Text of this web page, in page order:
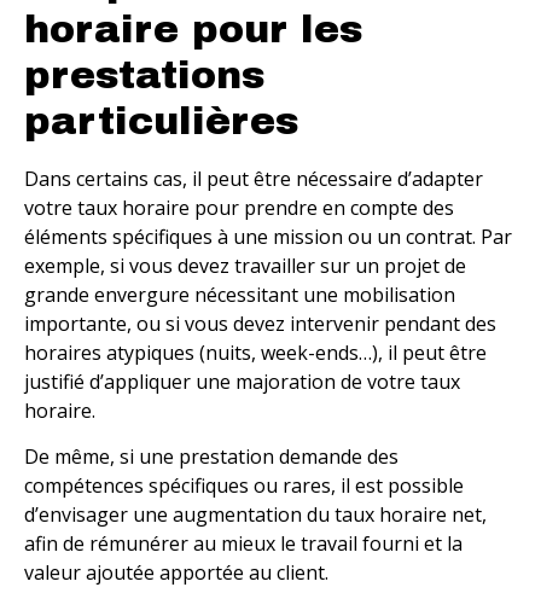
horaire pour les
prestations
particulières
Dans certains cas, il peut être nécessaire d’adapter
votre taux horaire pour prendre en compte des
éléments spécifiques à une mission ou un contrat. Par
exemple, si vous devez travailler sur un projet de
grande envergure nécessitant une mobilisation
importante, ou si vous devez intervenir pendant des
horaires atypiques (nuits, week-ends…), il peut être
justifié d’appliquer une majoration de votre taux
horaire.
De même, si une prestation demande des
compétences spécifiques ou rares, il est possible
d’envisager une augmentation du taux horaire net,
afin de rémunérer au mieux le travail fourni et la
valeur ajoutée apportée au client.